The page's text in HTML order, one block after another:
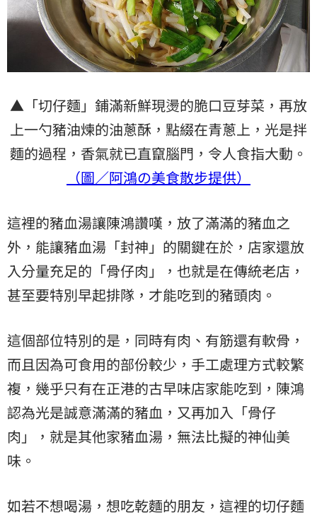
▲「切仔麵」鋪滿新鮮現燙的脆口豆芽菜，再放
上一勺豬油煉的油蔥酥，點綴在青蔥上，光是拌
麵的過程，香氣就已直竄腦門，令人食指大動。
（圖／阿鴻の美食散步提供）
這裡的豬血湯讓陳鴻讚嘆，放了滿滿的豬血之
外，能讓豬血湯「封神」的關鍵在於，店家還放
入分量充足的「骨仔肉」，也就是在傳統老店，
甚至要特別早起排隊，才能吃到的豬頭肉。
這個部位特別的是，同時有肉、有筋還有軟骨，
而且因為可食用的部份較少，手工處理方式較繁
複，幾乎只有在正港的古早味店家能吃到，陳鴻
認為光是誠意滿滿的豬血，又再加入「骨仔
肉」，就是其他家豬血湯，無法比擬的神仙美
味。
如若不想喝湯，想吃乾麵的朋友，這裡的切仔麵